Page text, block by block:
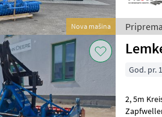
Nova mašina
Lemken
God. pr.
2, 5m Kreiselegge - Zahnpackerwalze - Huckepack Aufnahme -